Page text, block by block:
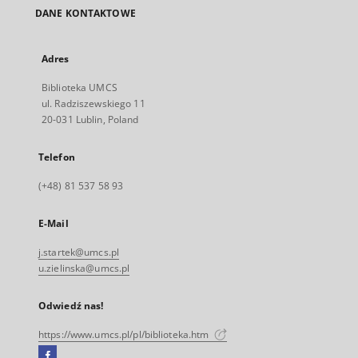
DANE KONTAKTOWE
Adres
Biblioteka UMCS
ul. Radziszewskiego 11
20-031 Lublin, Poland
Telefon
(+48) 81 537 58 93
E-Mail
j.startek@umcs.pl
u.zielinska@umcs.pl
Odwiedź nas!
https://www.umcs.pl/pl/biblioteka.htm
Facebook